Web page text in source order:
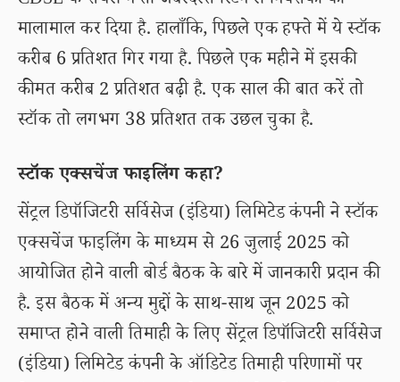
मालामाल कर दिया है. हालाँकि, पिछले एक हफ्ते में ये स्टॉक
करीब 6 प्रतिशत गिर गया है. पिछले एक महीने में इसकी
कीमत करीब 2 प्रतिशत बढ़ी है. एक साल की बात करें तो
स्टॉक तो लगभग 38 प्रतिशत तक उछल चुका है.
स्टॉक एक्सचेंज फाइलिंग कहा?
सेंट्रल डिपॉजिटरी सर्विसेज (इंडिया) लिमिटेड कंपनी ने स्टॉक
एक्सचेंज फाइलिंग के माध्यम से 26 जुलाई 2025 को
आयोजित होने वाली बोर्ड बैठक के बारे में जानकारी प्रदान की
है. इस बैठक में अन्य मुद्दों के साथ-साथ जून 2025 को
समाप्त होने वाली तिमाही के लिए सेंट्रल डिपॉजिटरी सर्विसेज
(इंडिया) लिमिटेड कंपनी के ऑडिटेड तिमाही परिणामों पर